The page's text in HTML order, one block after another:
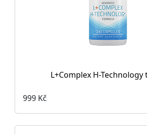
L+Complex H-
999 Kč